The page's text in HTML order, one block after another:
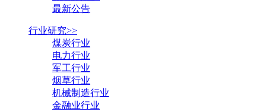
最新公告
行业研究>>
煤炭行业
电力行业
军工行业
烟草行业
机械制造行业
金融业行业